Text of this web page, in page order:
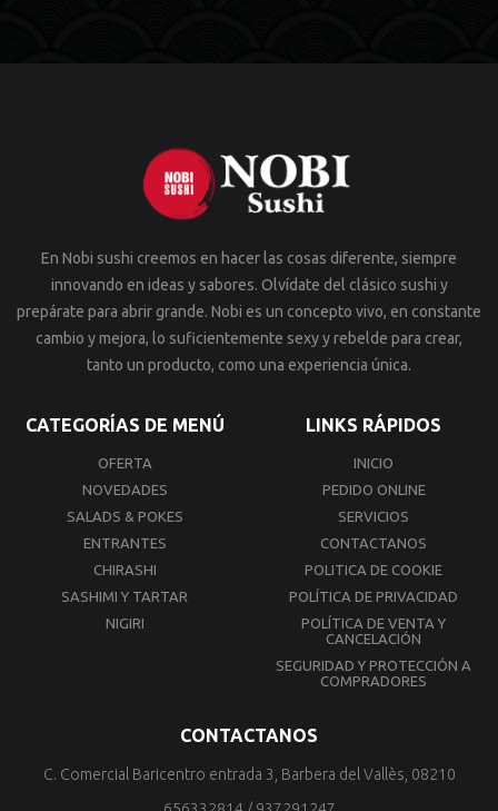
En Nobi sushi creemos en hacer las cosas diferente, siempre
innovando en ideas y sabores. Olvídate del clásico sushi y
prepárate para abrir grande. Nobi es un concepto vivo, en constante
cambio y mejora, lo suficientemente sexy y rebelde para crear,
tanto un producto, como una experiencia única.
CATEGORÍAS DE MENÚ
OFERTA
NOVEDADES
SALADS & POKES
ENTRANTES
CHIRASHI
SASHIMI Y TARTAR
NIGIRI
LINKS RÁPIDOS
INICIO
PEDIDO ONLINE
SERVICIOS
CONTACTANOS
POLITICA DE COOKIE
POLÍTICA DE PRIVACIDAD
POLÍTICA DE VENTA Y
CANCELACIÓN
SEGURIDAD Y PROTECCIÓN A
COMPRADORES
CONTACTANOS
C. Comercial Baricentro entrada 3, Barbera del Vallès, 08210